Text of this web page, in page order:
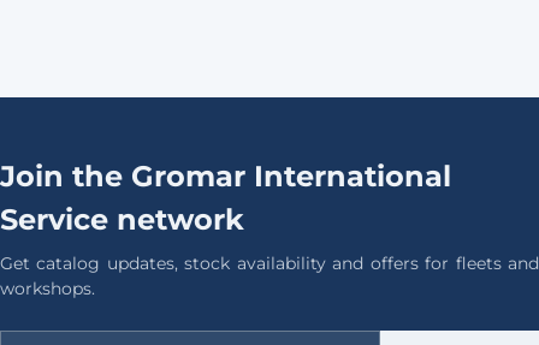
Join the Gromar International
Service network
Get catalog updates, stock availability and offers for fleets and
workshops.